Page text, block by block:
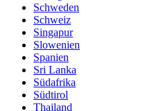
Schweden
Schweiz
Singapur
Slowenien
Spanien
Sri Lanka
Südafrika
Südtirol
Thailand